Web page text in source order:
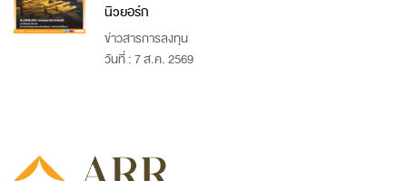
นิวยอร์ก
ข่าวสารการลงทุน
วันที่ : 7 ส.ค. 2569